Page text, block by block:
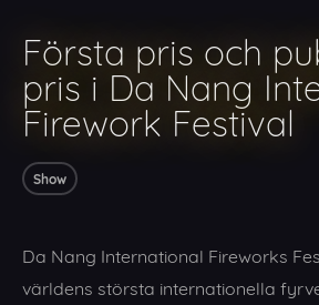
Första pris och
pris i Da Nang
Firework Festival
Show
Da Nang International Fireworks
världens största internationella